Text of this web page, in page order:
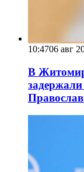
10:4706 авг
В